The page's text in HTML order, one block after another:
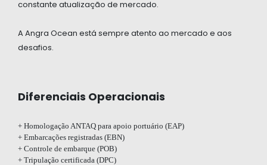
constante atualização de mercado.
A Angra Ocean está sempre atento ao mercado e aos
desafios.
Diferenciais Operacionais
+ Homologação ANTAQ para apoio portuário (EAP)
+ Embarcações registradas (EBN)
+ Controle de embarque (POB)
+ Tripulação certificada (DPC)